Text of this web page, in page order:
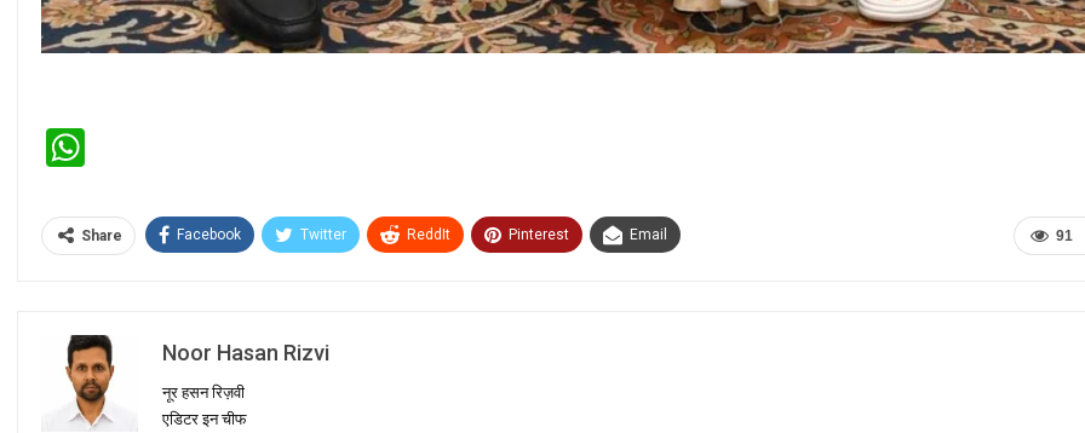
91
Share Facebook Twitter ReddIt Pinterest Email
Noor Hasan Rizvi
नूर हसन रिज़वी
एडिटर इन चीफ